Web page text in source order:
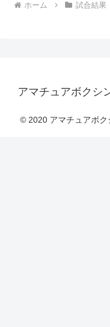
ホーム 試合結果
アマチュアボクシ
© 2020 アマチュアボク